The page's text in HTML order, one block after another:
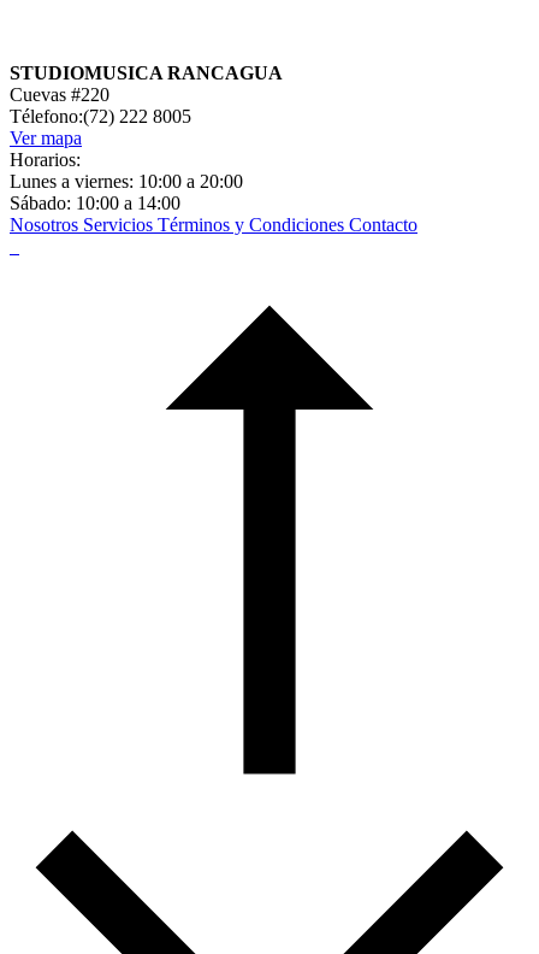
STUDIOMUSICA RANCAGUA
Cuevas #220
Télefono:(72) 222 8005
Ver mapa
Horarios:
Lunes a viernes: 10:00 a 20:00
Sábado: 10:00 a 14:00
Nosotros Servicios Términos y Condiciones Contacto